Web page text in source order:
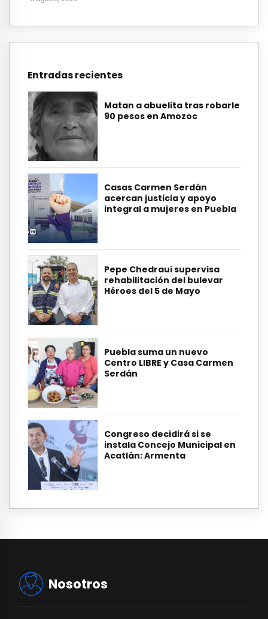
Entradas recientes
Matan a abuelita tras robarle
90 pesos en Amozoc
Casas Carmen Serdán
acercan justicia y apoyo
integral a mujeres en Puebla
Pepe Chedraui supervisa
rehabilitación del bulevar
Héroes del 5 de Mayo
Puebla suma un nuevo
Centro LIBRE y Casa Carmen
Serdán
Congreso decidirá si se
instala Concejo Municipal en
Acatlán: Armenta
Nosotros